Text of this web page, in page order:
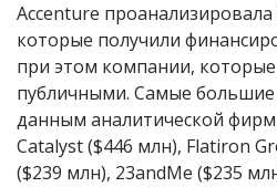
Accenture
которые получили
при этом компании, которые
публичными. Самые большие
данным аналитической
Catalyst ($446 млн), Flatiron
($239 млн), 23andMe ($235